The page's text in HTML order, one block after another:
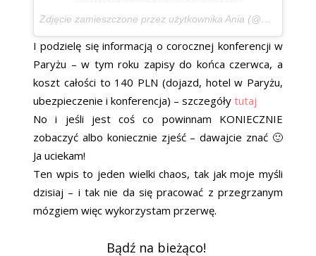
Zdjęcie zamieszczone przez użytkownika Ania (@aniamaluje) 22 Cze, 2016 o 2:09 PDT
I podzielę się informacją o corocznej konferencji w
Paryżu – w tym roku zapisy do końca czerwca, a
koszt całości to 140 PLN (dojazd, hotel w Paryżu,
ubezpieczenie i konferencja) – szczegóły tutaj
No i jeśli jest coś co powinnam KONIECZNIE
zobaczyć albo koniecznie zjeść – dawajcie znać 🙂
Ja uciekam!
Ten wpis to jeden wielki chaos, tak jak moje myśli
dzisiaj – i tak nie da się pracować z przegrzanym
mózgiem więc wykorzystam przerwę.
Bądź na bieżąco!